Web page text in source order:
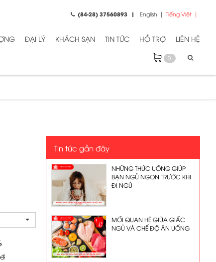
(84-28) 37560893 English Tiếng Việt
ĐẠI LÝ KHÁCH SẠN TIN TỨC HỖ TRỢ LIÊN HỆ
0
Tin tức gần đây
NHỮNG THỨC UỐNG GIÚP
BẠN NGỦ NGON TRƯỚC KHI
ĐI NGỦ
MỐI QUAN HỆ GIỮA GIẤC
NGỦ VÀ CHẾ ĐỘ ĂN UỐNG